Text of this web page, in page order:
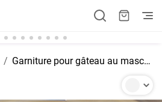
Garniture pour gâteau au mascarpone